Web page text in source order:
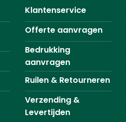
Klantenservice
Offerte aanvragen
Bedrukking
aanvragen
Ruilen & Retourneren
Verzending &
Levertijden